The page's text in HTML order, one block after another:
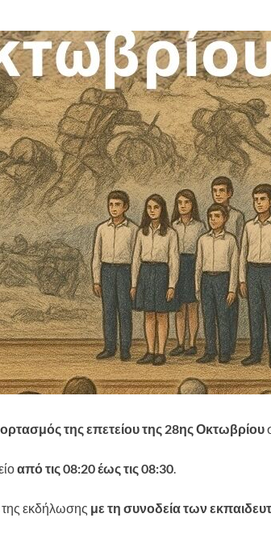
της επετείου της 28ης Οκτωβρίου
από τις 08:20 έως τις 08:30.
εκδήλωσης με τη συνοδεία των